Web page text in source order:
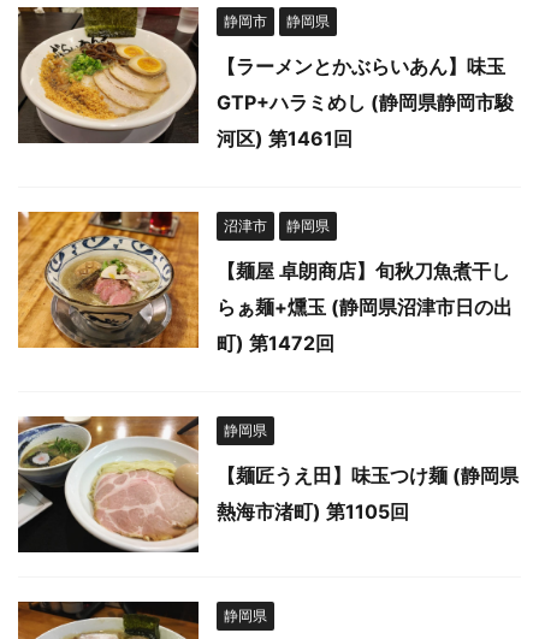
静岡市 静岡県
【ラーメンとかぶらいあん】味玉
GTP+ハラミめし (静岡県静岡市駿
河区) 第1461回
沼津市 静岡県
【麺屋 卓朗商店】旬秋刀魚煮干し
らぁ麺+燻玉 (静岡県沼津市日の出
町) 第1472回
静岡県
【麺匠うえ田】味玉つけ麺 (静岡県
熱海市渚町) 第1105回
静岡県